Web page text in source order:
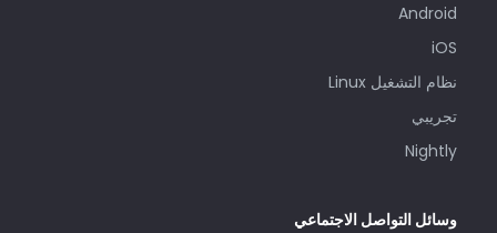
Android
iOS
‏نظام التشغيل Linux
تجريبي
Nightly
وسائل التواصل الاجتماعي